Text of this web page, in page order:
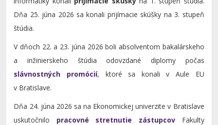
Dňa 25. júna 2026 sa konali prijímacie skúšky na 3. stupeň
štúdia.
V dňoch 22. a 23. júna 2026 boli absolventom bakalárskeho
a inžinierskeho štúdia odovzdané diplomy počas
slávnostných promócií, ktoré sa konali v Aule EU
v Bratislave.
Dňa 24. júna 2026 sa na Ekonomickej univerzite v Bratislave
uskutočnilo pracovné stretnutie zástupcov Fakulty